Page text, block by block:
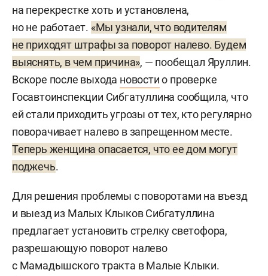
на перекрестке хоть и установлена,
но не работает. «Мы узнали, что водителям
не приходят штрафы за поворот налево. Будем
выяснять, в чем причина», — пообещал Яруллин.
Вскоре после выхода новостио проверке
Госавтоинспекции Сибгатуллина сообщила, что
ей стали приходить угрозы от тех, кто регулярно
поворачивает налево в запрещенном месте.
Теперь женщина опасается, что ее дом могут
поджечь.
Для решения проблемы с поворотами на въезд
и выезд из Малых Клыков Сибгатуллина
предлагает установить стрелку светофора,
разрешающую поворот налево
с Мамадышского тракта в Малые Клыки.